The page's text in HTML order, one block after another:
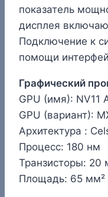
показатель
дисплея
Подключение к
помощи
Графический
GPU (имя): NV11
GPU (вариант):
Архитектура :
Процесс: 180 нм
Транзисторы: 20
Площадь: 65 мм²